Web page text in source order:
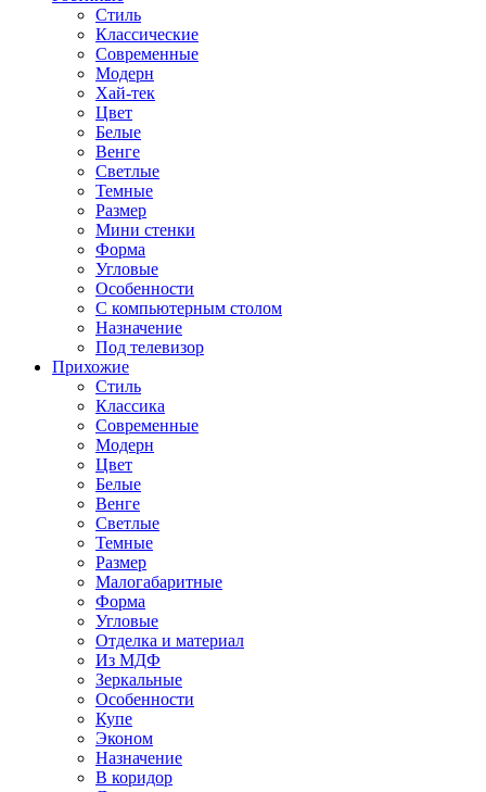
Стиль
Классические
Современные
Модерн
Хай-тек
Цвет
Белые
Венге
Светлые
Темные
Размер
Мини стенки
Форма
Угловые
Особенности
С компьютерным столом
Назначение
Под телевизор
Прихожие
Стиль
Классика
Современные
Модерн
Цвет
Белые
Венге
Светлые
Темные
Размер
Малогабаритные
Форма
Угловые
Отделка и материал
Из МДФ
Зеркальные
Особенности
Купе
Эконом
Назначение
В коридор